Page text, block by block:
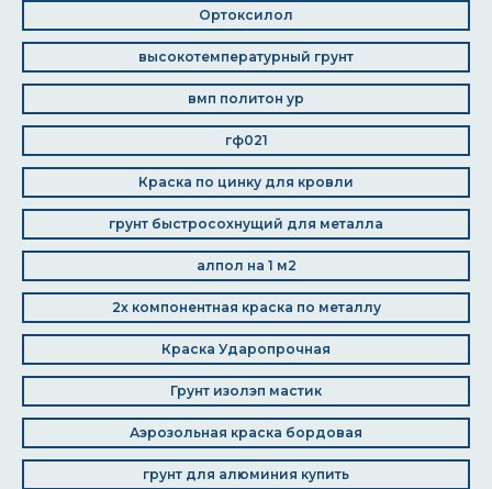
Ортоксилол
высокотемпературный грунт
вмп политон ур
гф021
Краска по цинку для кровли
грунт быстросохнущий для металла
алпол на 1 м2
2х компонентная краска по металлу
Краска Ударопрочная
Грунт изолэп мастик
Аэрозольная краска бордовая
грунт для алюминия купить